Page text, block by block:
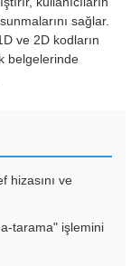
sağlar.
ve 2D kodların
belgelerinde
hizasını ve
tarama" işlemini